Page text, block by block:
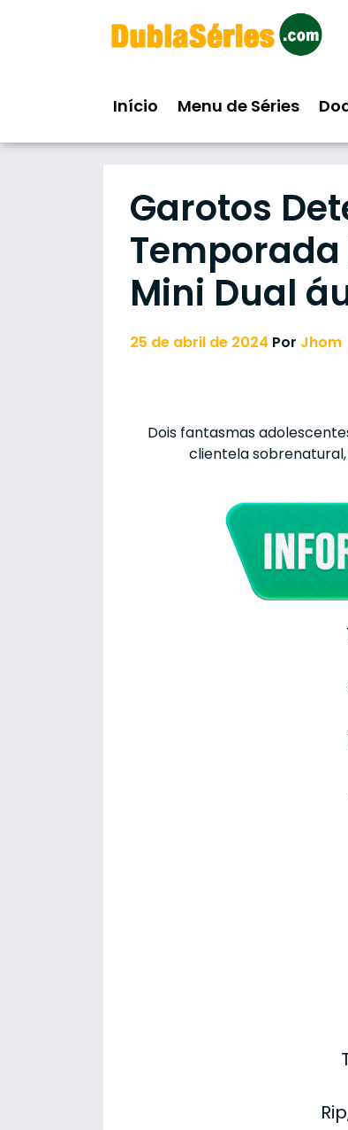
Início Menu de Séries
Garotos
Temporada
Mini Dual
25 de abril de 2024 Por Jhom
Dois fantasmas
clientela